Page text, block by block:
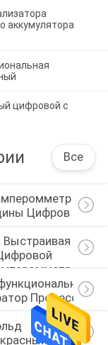
аккумулятора
цифровой с
Все
Цифров
Выстраивая
Процессов